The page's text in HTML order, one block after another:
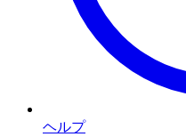
ヘルプ